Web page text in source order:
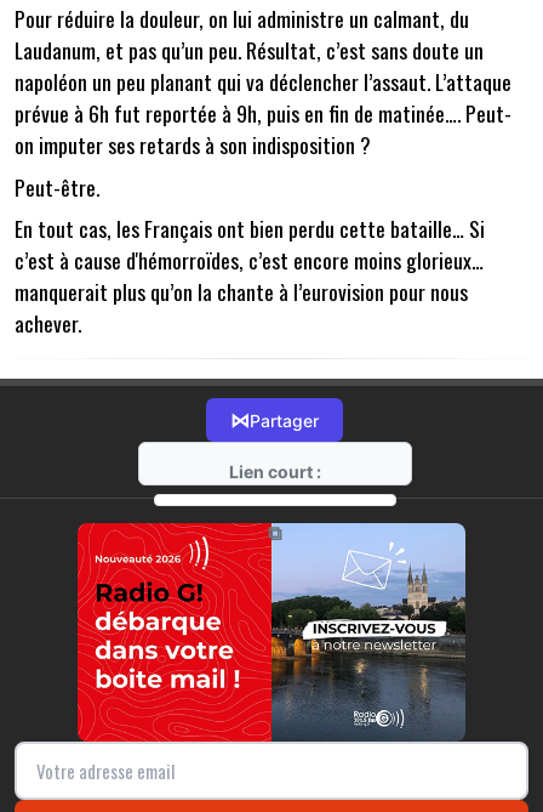
Pour réduire la douleur, on lui administre un calmant, du
Laudanum, et pas qu’un peu. Résultat, c’est sans doute un
napoléon un peu planant qui va déclencher l’assaut. L’attaque
prévue à 6h fut reportée à 9h, puis en fin de matinée…. Peut-
on imputer ses retards à son indisposition ?
Peut-être.
En tout cas, les Français ont bien perdu cette bataille… Si
c’est à cause d'hémorroïdes, c’est encore moins glorieux…
manquerait plus qu’on la chante à l’eurovision pour nous
achever.
⋈Partager
Lien court :
https://radio-g.fr?14504
⧉